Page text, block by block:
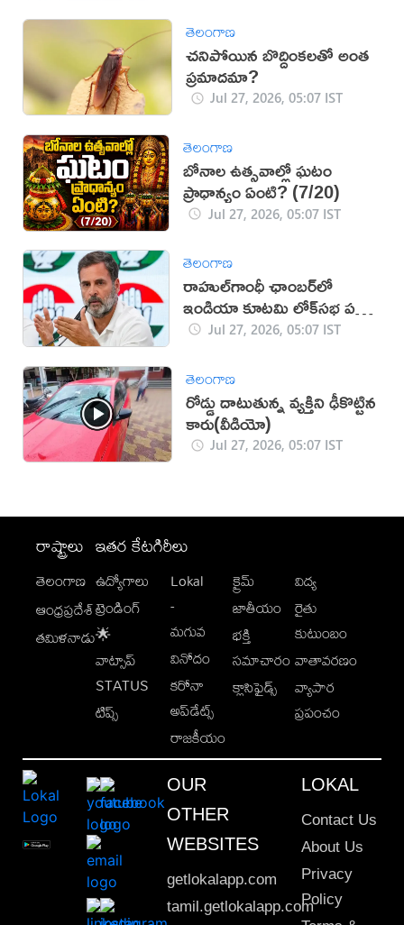
తెలంగాణ
చనిపోయిన బొద్దింకలతో అంత
ప్రమాదమా?
Jul 27, 2026, 05:07 IST
తెలంగాణ
బోనాల ఉత్సవాల్లో ఘటం
ప్రాధాన్యం ఏంటి? (7/20)
Jul 27, 2026, 05:07 IST
తెలంగాణ
రాహుల్‌గాంధీ ఛాంబర్‌లో
ఇండియా కూటమి లోక్‌సభ పక్ష
నేతల భేటీ
Jul 27, 2026, 05:07 IST
తెలంగాణ
రోడ్డు దాటుతున్న వ్యక్తిని ఢీకొట్టిన
కారు(వీడియో)
Jul 27, 2026, 05:07 IST
రాష్ట్రాలు
తెలంగాణ
ఆంధ్రప్రదేశ్
తమిళనాడు
ఇతర కేటగిరీలు
ఉద్యోగాలు
ట్రెండింగ్
🌟
వాట్సాప్
STATUS
టిప్స్
Lokal
-
మగువ
వినోదం
కరోనా
అప్‌డేట్స్
రాజకీయం
క్రైమ్
జాతీయం
భక్తి
సమాచారం
క్లాసిఫైడ్స్
విద్య
రైతు
కుటుంబం
వాతావరణం
వ్యాపార
ప్రపంచం
OUR
OTHER
WEBSITES
getlokalapp.com
tamil.getlokalapp.com
LOKAL
Contact Us
About Us
Privacy
Policy